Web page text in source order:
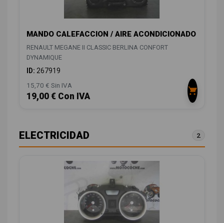
MANDO CALEFACCION / AIRE ACONDICIONADO
RENAULT MEGANE II CLASSIC BERLINA CONFORT
DYNAMIQUE
ID: 267919
15,70 € Sin IVA
19,00 € Con IVA
ELECTRICIDAD 2